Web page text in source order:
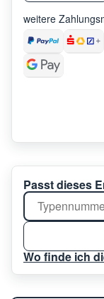
weitere
Passt dieses
Wo finde ich